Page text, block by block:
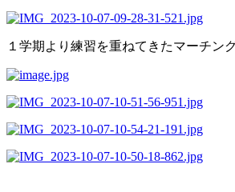
１学期より練習を重ねてきたマーチン